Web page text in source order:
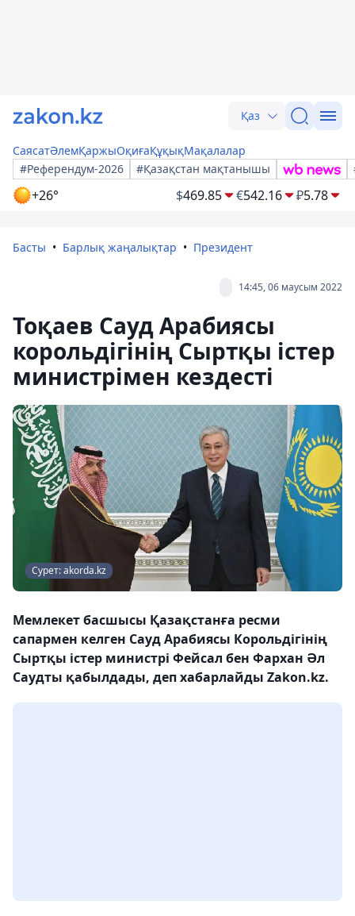
Қаз
СаясатӘлемҚаржыОқиғаҚұқықМақалалар
#Референдум-2026
#Қазақстан мақтанышы
+26° $469.85 €542.16 ₽5.78
Басты Барлық жаңалықтар Президент
14:45, 06 маусым 2022
Тоқаев Сауд Арабиясы
корольдігінің Сыртқы істер
министрімен кездесті
Сурет: akorda.kz
Мемлекет басшысы Қазақстанға ресми
сапармен келген Сауд Арабиясы Корольдігінің
Сыртқы істер министрі Фейсал бен Фархан Әл
Саудты қабылдады, деп хабарлайды Zakon.kz.